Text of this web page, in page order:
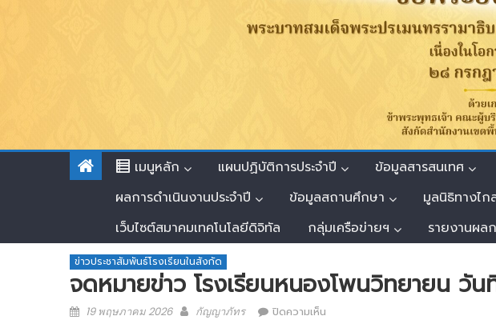
เมนูหลัก แผนปฏิบัติการประจำปี ข้อมูลสารสนเทศ
ผลการดำเนินงานประจำปี
ข้อมูลสถานศึกษา มูลนิธิทางไก
เว็บไซต์สมาคมเทคโนโลยีดิจิทัล
กลุ่มเครือข่ายฯ รายงานผล
ข่าวประชาสัมพันธ์โรงเรียนในสังกัด
จดหมายข่าว โรงเรียนหนองโพนวิทยายน วั
Posted
19 พฤษภาคม 2026 Author
กัญญาภัทร ปิดความเห็น